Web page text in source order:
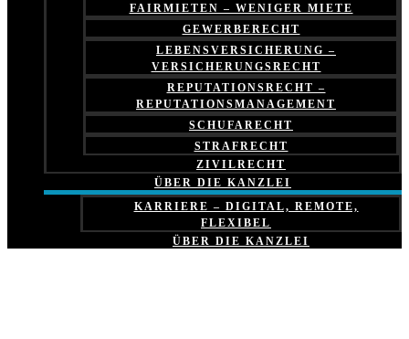
FAIRMIETEN – WENIGER MIETE
GEWERBERECHT
LEBENSVERSICHERUNG –
VERSICHERUNGSRECHT
REPUTATIONSRECHT –
REPUTATIONSMANAGEMENT
SCHUFARECHT
STRAFRECHT
ZIVILRECHT
ÜBER DIE KANZLEI
KARRIERE – DIGITAL, REMOTE,
FLEXIBEL
ÜBER DIE KANZLEI